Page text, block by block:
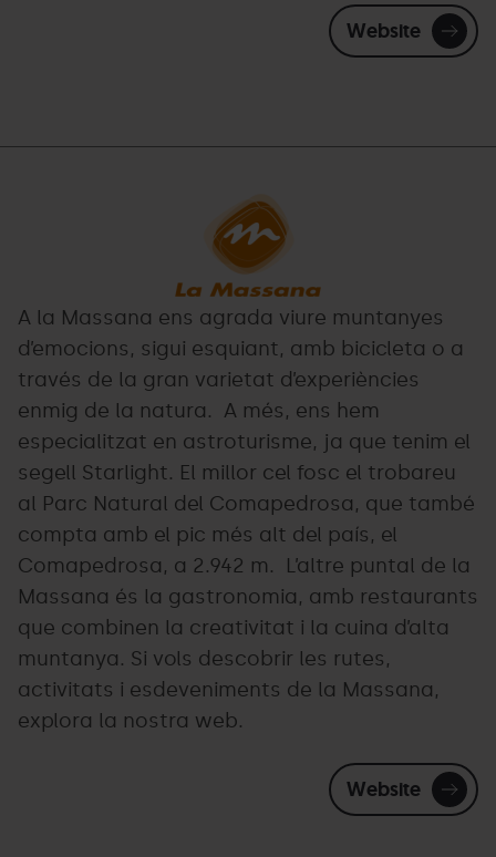
Website
A la Massana ens agrada viure muntanyes
d’emocions, sigui esquiant, amb bicicleta o a
través de la gran varietat d’experiències
enmig de la natura. A més, ens hem
especialitzat en astroturisme, ja que tenim el
segell Starlight. El millor cel fosc el trobareu
al Parc Natural del Comapedrosa, que també
compta amb el pic més alt del país, el
Comapedrosa, a 2.942 m. L’altre puntal de la
Massana és la gastronomia, amb restaurants
que combinen la creativitat i la cuina d’alta
muntanya. Si vols descobrir les rutes,
activitats i esdeveniments de la Massana,
explora la nostra web.
Website